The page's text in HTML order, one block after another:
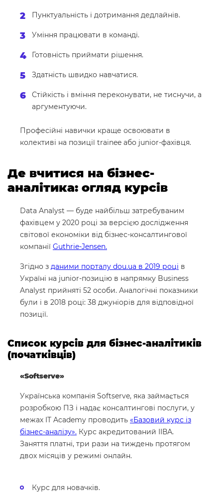
Пунктуальність і дотримання дедлайнів.
Уміння працювати в команді.
Готовність приймати рішення.
Здатність швидко навчатися.
Стійкість і вміння переконувати, не тиснучи, а
аргументуючи.
Професійні навички краще освоювати в
колективі на позиції trainee або junior-фахівця.
Де вчитися на бізнес-
аналітика: огляд курсів
Data Analyst — буде найбільш затребуваним
фахівцем у 2020 році за версією дослідження
світової економіки від бізнес-консалтингової
компанії Guthrie-Jensen.
Згідно з даними порталу dou.ua в 2019 році в
Україні на junior-позицію в напрямку Business
Analyst прийняті 52 особи. Аналогічні показники
були і в 2018 році: 38 джуніорів для відповідної
позиції.
Список курсів для бізнес-аналітиків
(початківців)
«Softserve»
Українська компанія Softserve, яка займається
розробкою ПЗ і надає консалтингові послуги, у
межах IT Academy проводить «Базовий курс із
бізнес-аналізу». Курс акредитований ІІВА.
Заняття платні, три рази на тиждень протягом
двох місяців у режимі онлайн.
Курс для новачків.